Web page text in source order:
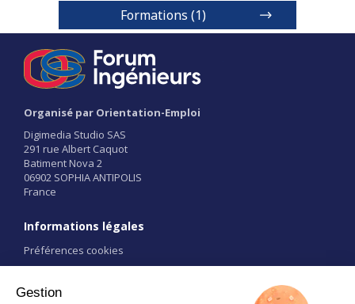
1 / 2
Demande de documentations
Formations (1)
Formation d'ingénieur Bac + 5 - Bac
Série générale
Niveaux de diplôme
BAC+5
Organisé par Orientation-Emploi
Digimedia Studio SAS
291 rue Albert Caquot
Batiment Nova 2
06902 SOPHIA ANTIPOLIS
France
Informations légales
Préférences cookies
CGU